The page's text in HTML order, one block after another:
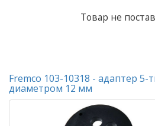
Товар не
Fremco 103-10318 - адаптер 5-
диаметром 12 мм